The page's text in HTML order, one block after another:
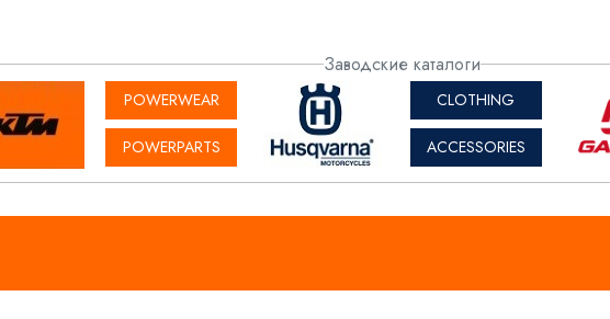
Заводские каталоги
POWERWEAR
POWERPARTS
CLOTHING
ACCESSORIES